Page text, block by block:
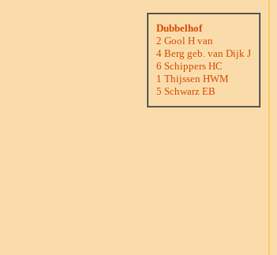
Dubbelhof
2 Gool H van
4 Berg geb. van Dijk J
6 Schippers HC
1 Thijssen HWM
5 Schwarz EB